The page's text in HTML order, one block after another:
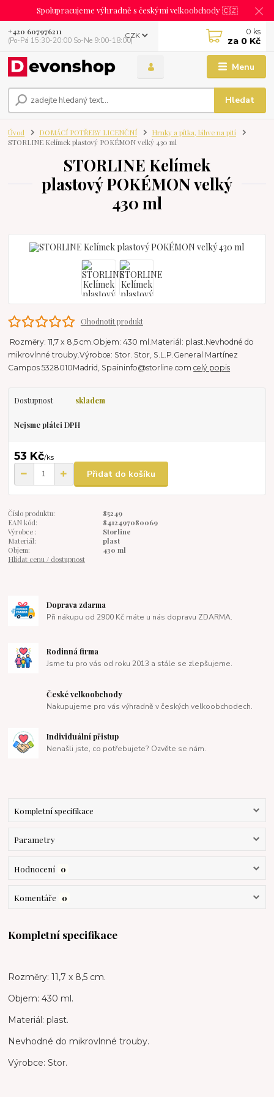
Spolupracujeme výhradně s českými velkoobchody 🇨🇿
Menu
CZK
Hledat
+420 607976211
(Po-Pá 15:30-20:00 So-Ne 9:00-18:00)
0 ks
za 0 Kč
Úvod DOMÁCÍ POTŘEBY LICENČNÍ
Hrnky a pítka, láhve na pití
STORLINE Kelímek plastový POKÉMON velký 430 ml
STORLINE Kelímek
plastový POKÉMON velký
430 ml
Ohodnotit produkt
Rozměry: 11,7 x 8,5 cm.Objem: 430 ml.Materiál: plast.Nevhodné do
mikrovlnné trouby.Výrobce: Stor. Stor, S.L.P.General Martínez
Campos 5328010Madrid, Spaininfo@storline.comcelý popis
Dostupnost skladem
Nejsme plátci DPH
53 Kč/ks
Přidat do košíku
Číslo produktu:
85249
EAN kód:
8412497080069
Výrobce :
Storline
Materiál:
plast
Objem:
430 ml
Hlídat cenu / dostupnost
Doprava zdarma
Při nákupu od 2900 Kč máte u nás dopravu ZDARMA.
Rodinná firma
Jsme tu pro vás od roku 2013 a stále se zlepšujeme.
České velkoobchody
Nakupujeme pro vás výhradně v českých velkoobchodech.
Individuální přistup
Nenašli jste, co potřebujete? Ozvěte se nám.
Kompletní specifikace
Parametry
Hodnocení 0
Komentáře 0
Kompletní specifikace
Rozměry: 11,7 x 8,5 cm.
Objem: 430 ml.
Materiál: plast.
Nevhodné do mikrovlnné trouby.
Výrobce: Stor.